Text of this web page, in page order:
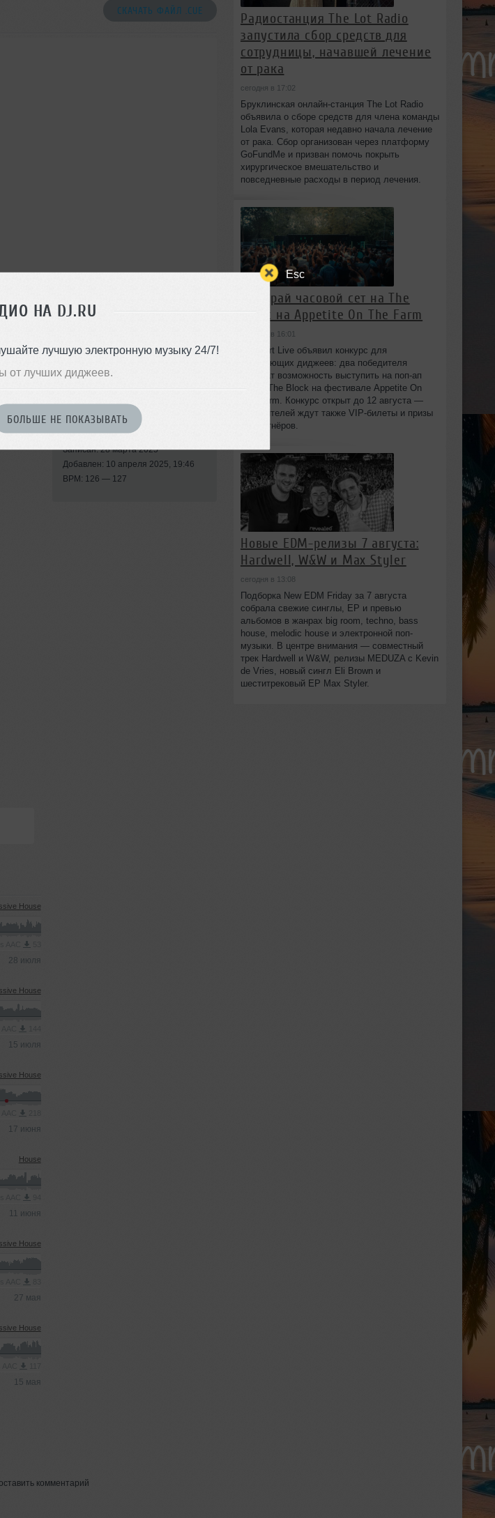
Esc
НА DJ.RU
лучшую электронную музыку 24/7!
от лучших диджеев.
БОЛЬШЕ НЕ ПОКАЗЫВАТЬ
СКАЧАТЬ ФАЙЛ .CUE
House
28 июля
House
15 июля
House
17 июня
House
11 июня
House
27 мая
House
15 мая
Стили: House ,Progressive
Записан: 28 марта 2025
Добавлен: 10 апреля 2025, 19:46
BPM: 126 — 127
комментарий
Радиостанция The Lot Radio
запустила сбор средств для
сотрудницы, начавшей лечение
от рака
сегодня в 17:02
Бруклинская онлайн-станция The Lot Radio
объявила о сборе средств для члена команды
Lola Evans, которая недавно начала лечение
от рака. Сбор организован через платформу
GoFundMe и призван помочь покрыть
хирургическое вмешательство и
повседневные расходы в период лечения.
Выиграй часовой сет на The
Block на Appetite On The Farm
сегодня в 16:01
Beatport Live объявил конкурс для
начинающих диджеев: два победителя
получат возможность выступить на поп‑ап
сцене The Block на фестивале Appetite On
The Farm. Конкурс открыт до 12 августа —
победителей ждут также VIP‑билеты и призы
от партнёров.
Новые EDM-релизы 7 августа:
Hardwell, W&W и Max Styler
сегодня в 13:08
Подборка New EDM Friday за 7 августа
собрала свежие синглы, EP и превью
альбомов в жанрах big room, techno, bass
house, melodic house и электронной поп-
музыки. В центре внимания — совместный
трек Hardwell и W&W, релизы MEDUZA с Kevin
de Vries, новый сингл Eli Brown и
шеститрековый EP Max Styler.